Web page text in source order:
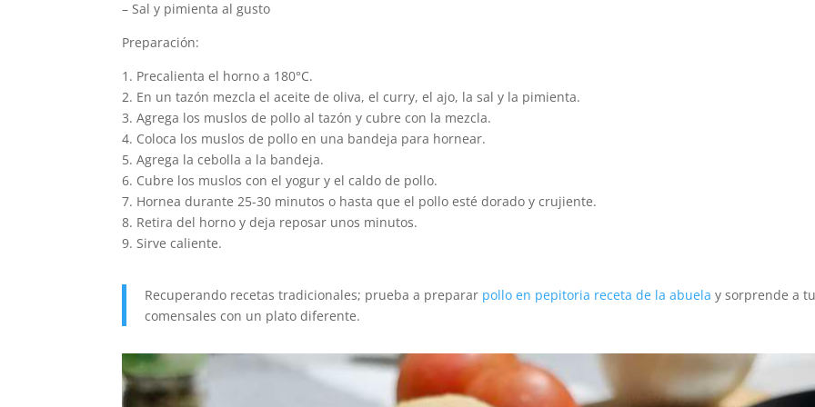
– Sal y pimienta al gusto
Preparación:
1. Precalienta el horno a 180°C.
2. En un tazón mezcla el aceite de oliva, el curry, el ajo, la sal y la pimienta.
3. Agrega los muslos de pollo al tazón y cubre con la mezcla.
4. Coloca los muslos de pollo en una bandeja para hornear.
5. Agrega la cebolla a la bandeja.
6. Cubre los muslos con el yogur y el caldo de pollo.
7. Hornea durante 25-30 minutos o hasta que el pollo esté dorado y crujiente.
8. Retira del horno y deja reposar unos minutos.
9. Sirve caliente.
Recuperando recetas tradicionales; prueba a preparar pollo en pepitoria receta de la abuela y sorprende a
comensales con un plato diferente.